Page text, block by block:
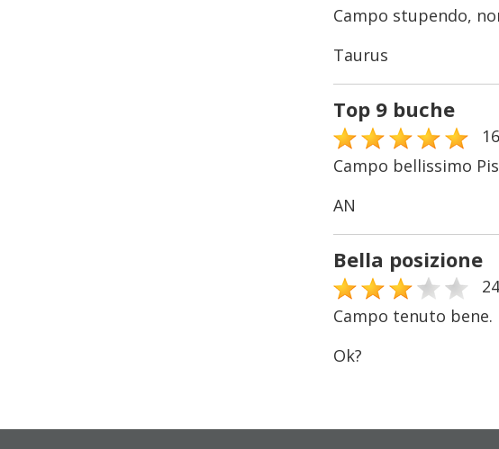
Campo stupendo,
Taurus
Top 9 buche
Campo bellissimo
AN
Bella posizione
Campo tenuto
Ok?